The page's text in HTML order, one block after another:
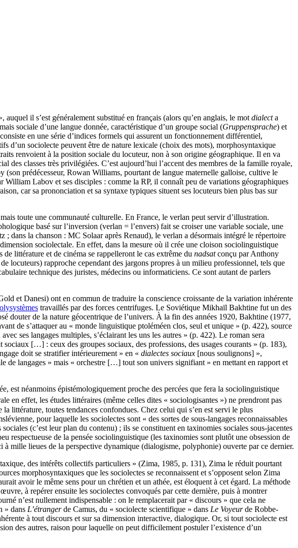
il s’est généralement substitué en français (alors qu’en anglais, le motdialecta
sociale d’une langue donnée, caractéristique d’un groupe social (Gruppensprache) et
en une série d’indices formels qui assurent un fonctionnement différentiel,
d’un sociolecte peuvent être de nature lexicale (choix des mots), morphosyntaxique
renvoient à la position sociale du locuteur, non à son origine géographique. Il en va
des classes très privilégiées. C’est aujourd’hui l’accent des membres de la famille royale,
prédécesseur, Rowan Williams, pourtant de langue maternelle galloise, cultive le
Labov et ses disciples : comme la RP, il connaît peu de variations géographiques
car sa prononciation et sa syntaxe typiques situent ses locuteurs bien plus bas sur
toute une communauté culturelle. En France, le verlan peut servir d’illustration.
basé sur l’inversion (verlan = l’envers) fait se croiser une variable sociale, une
; dans la chanson : MC Solaar après Renaud), le verlan a désormais intégré le répertoire
sociolectale. En effet, dans la mesure où il crée une cloison sociolinguistique
littérature et de cinéma se rappelleront le cas extrême du nadsatconçu par Anthony
locuteurs) rapproche cependant des jargons propres à un milieu professionnel, tels que
technique des juristes, médecins ou informaticiens. Ce sont autant de parlers
et Danesi) ont en commun de traduire la conscience croissante de la variation inhérente
travaillés par des forces centrifuges. Le Soviétique Mikhaïl Bakhtine fut un des
douter de la nature géocentrique de l’univers. À la fin des années 1920, Bakhtine (1977,
de s’attaquer au « monde linguistique ptoléméen clos, seul et unique » (p. 422), source
ses langages multiples, s’éclairant les uns les autres » (p. 422). Le roman sera
[…] : ceux des groupes sociaux, des professions, des usages courants » (p. 183),
doit se stratifier intérieurement » en « dialectes sociaux [nous soulignons] »,
de langages » mais « orchestre […] tout son univers signifiant » en mettant en rapport et
est néanmoins épistémologiquement proche des percées que fera la sociolinguistique
en effet, les études littéraires (même celles dites « sociologisantes ») ne prendront pas
littérature, toutes tendances confondues. Chez celui qui s’en est servi le plus
pour laquelle les sociolectes sont « des sortes de sous-langages reconnaissables
(c’est leur plan du contenu) ; ils se constituent en taxinomies sociales sous-jacentes
de la pensée sociolinguistique (les taxinomies sont plutôt une obsession de
mille lieues de la perspective dynamique (dialogisme, polyphonie) ouverte par ce dernier.
des intérêts collectifs particuliers » (Zima, 1985, p. 131), Zima le réduit pourtant
morphosyntaxiques que les sociolectes se reconnaissent et s’opposent selon Zima
avoir le même sens pour un chrétien et un athée, est éloquent à cet égard. La méthode
à repérer ensuite les sociolectes convoqués par cette dernière, puis à montrer
n’est nullement indispensable : on le remplacerait par « discours » que cela ne
» dans L’étrangerde Camus, du « sociolecte scientifique » dans Le Voyeurde Robbe-
à tout discours et sur sa dimension interactive, dialogique. Or, si tout sociolecte est
des autres, raison pour laquelle on peut difficilement postuler l’existence d’un